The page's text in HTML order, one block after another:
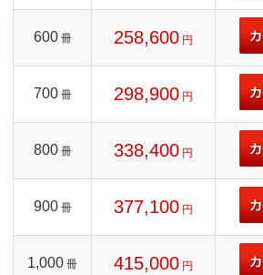
600 冊 258,600 円
700 冊 298,900 円
800 冊 338,400 円
900 冊 377,100 円
1,000 冊 415,000 円